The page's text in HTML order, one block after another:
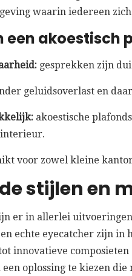
waarin iedereen
een akoestisch
gesprekken zijn
geluidsoverlast en
akoestische
interieur.
voor zowel kleine
stijlen en
er in allerlei
echte eyecatcher zijn
innovatieve
oplossing te kiezen